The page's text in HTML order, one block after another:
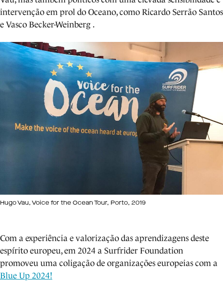
intervenção em prol do Oceano, como Ricardo Serrão Santos
e Vasco Becker-Weinberg .
Hugo Vau, Voice for the Ocean Tour, Porto, 2019
Com a experiência e valorização das aprendizagens deste
espírito europeu, em 2024 a Surfrider Foundation
promoveu uma coligação de organizações europeias com a
Blue Up 2024!